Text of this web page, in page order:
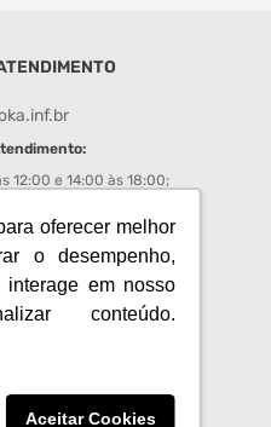
oferecer melhor
o desempenho,
em nosso
conteúdo.
Aceitar Cookies
12:00 e 14:00 às 18:00;
FUJIOKA
e novidades do Fujioka
CNPJ 01.008.713/0001-64